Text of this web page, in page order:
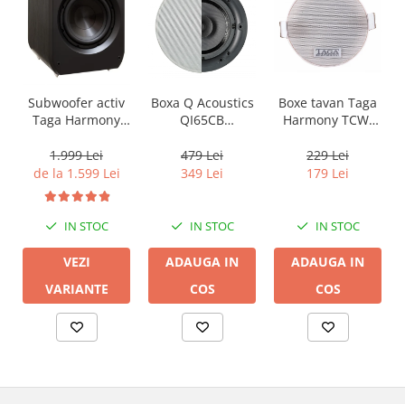
Subwoofer activ
Taga Harmony
v3
1.999 Lei
de la 1.599 Lei
IN STOC
VEZI
VARIANTE
Boxa Q Acoustics
QI65CB
Ceiling (1 buc)
479 Lei
349 Lei
IN STOC
ADAUGA IN
COS
Boxe tavan Taga
Harmony TCW-
229 Lei
179 Lei
IN STOC
ADAUGA IN
COS